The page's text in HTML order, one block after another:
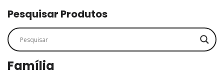
Pesquisar Produtos
Família